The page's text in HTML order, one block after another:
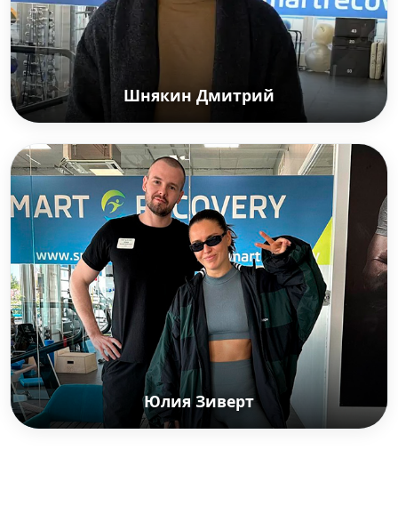
ТВ, председатель Общероссийского профсоюза
футболистов.
Шнякин Дмитрий
Шнякин Дмитрий
Российский спортивный комментатор и
телеведущий.
Юлия Зиверт